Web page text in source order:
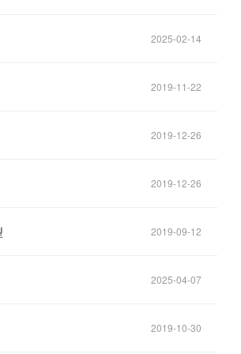
2025-02-14
2019-11-22
2019-12-26
2019-12-26
2019-09-12
2025-04-07
2019-10-30